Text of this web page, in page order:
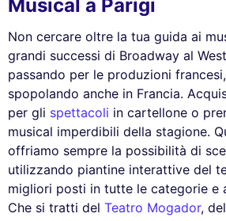
Musical a Parigi
Non cercare oltre la tua guida ai
grandi successi di Broadway al
passando per le produzioni
spopolando anche in Francia.
per gli spettacoli in cartellone o
musical imperdibili della stagione.
offriamo sempre la possibilità di
utilizzando piantine interattive del
migliori posti in tutte le categorie e
Che si tratti del Teatro Mogador,